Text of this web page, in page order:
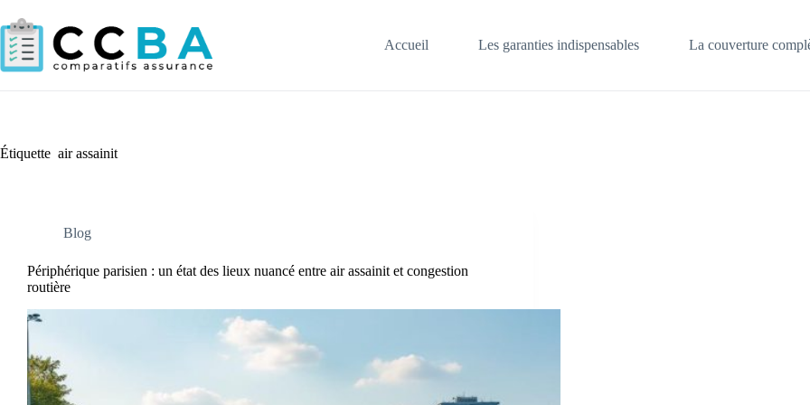
au
contenu
Accueil Les garanties indispensables La couverture
Étiquette air assainit
Blog
Périphérique parisien : un état des lieux nuancé entre air assainit et congestion
routière